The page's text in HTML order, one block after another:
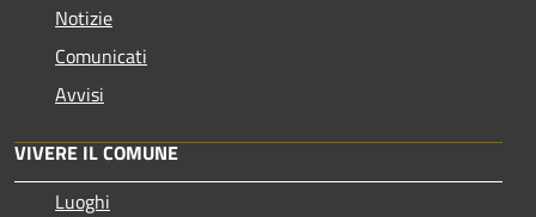
Notizie
Comunicati
Avvisi
VIVERE IL COMUNE
Luoghi